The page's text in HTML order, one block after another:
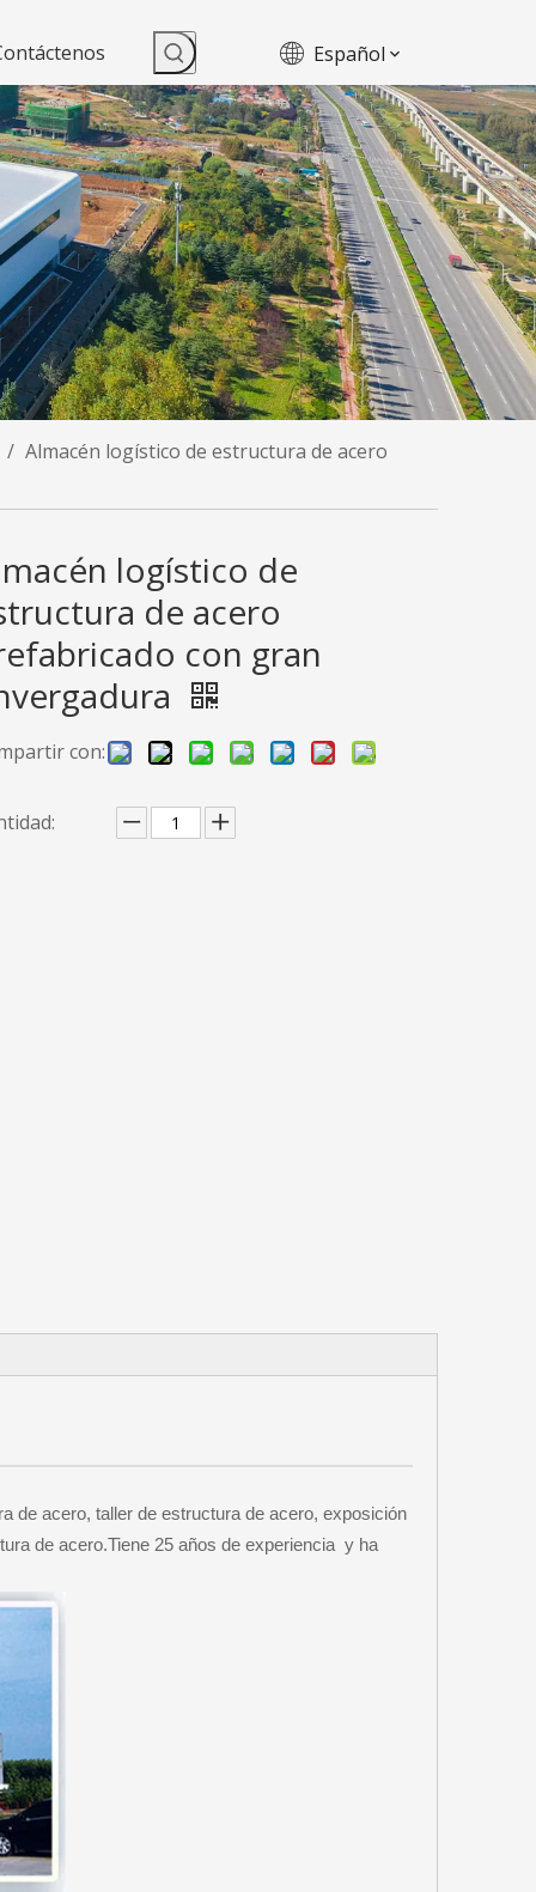
Español
/ Almacén logístico de estructura de acero
logístico de
de acero
con gran
con:
de acero, taller de estructura de acero, exposición
de acero.Tiene 25 años de experiencia y ha